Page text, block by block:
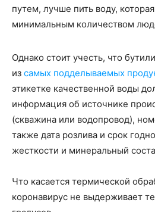
путем, лучше пить воду,
минимальным количеством
Однако стоит учесть, что
из самых подделываемых
этикетке качественной воды
информация об источнике
(скважина или водопровод),
также дата розлива и срок
жесткости и минеральный
Что касается термической
коронавирус не выдерживает